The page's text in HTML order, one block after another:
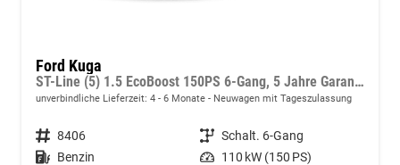
Ford Kuga
ST-Line (5) 1.5 EcoBoost 150PS 6-Gang, 5 Jahre Garantie, 18" Alu, Navigation 13"-Display, Parksensoren vorne/hinten, Rückfahrkamera, Climatronic, Privacy-Glas, Key-Free-System, Tempomat, LED-Scheinwerfer
unverbindliche Lieferzeit: 4 - 6 Monate Neuwagen mit Tageszulassung
Fahrzeugnr. 8406 Getriebe Schalt. 6-Gang
Kraftstoff Benzin Leistung 110 kW (150 PS)